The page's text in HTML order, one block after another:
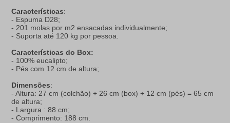
Características:
- Espuma D28;
- 201 molas por m2 ensacadas individualmente;
- Suporta até 120 kg por pessoa.
Características do Box:
- 100% eucalipto;
- Pés com 12 cm de altura;
Dimensões:
- Altura: 27 cm (colchão) + 26 cm (box) + 12 cm (pés) = 65 cm
de altura;
- Largura : 88 cm;
- Comprimento: 188 cm.